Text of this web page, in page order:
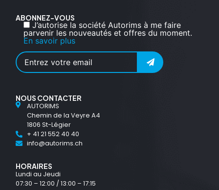
ABONNEZ-VOUS
J’autorise la société Autorims à me faire
parvenir les nouveautés et offres du moment.
En savoir plus
NOUS CONTACTER
AUTORIMS
Chemin de la Veyre A4
1806 St-Légier
+ 41 21 552 40 40
info@autorims.ch
HORAIRES
Lundi au Jeudi
07:30 – 12:00 / 13:00 – 17:15